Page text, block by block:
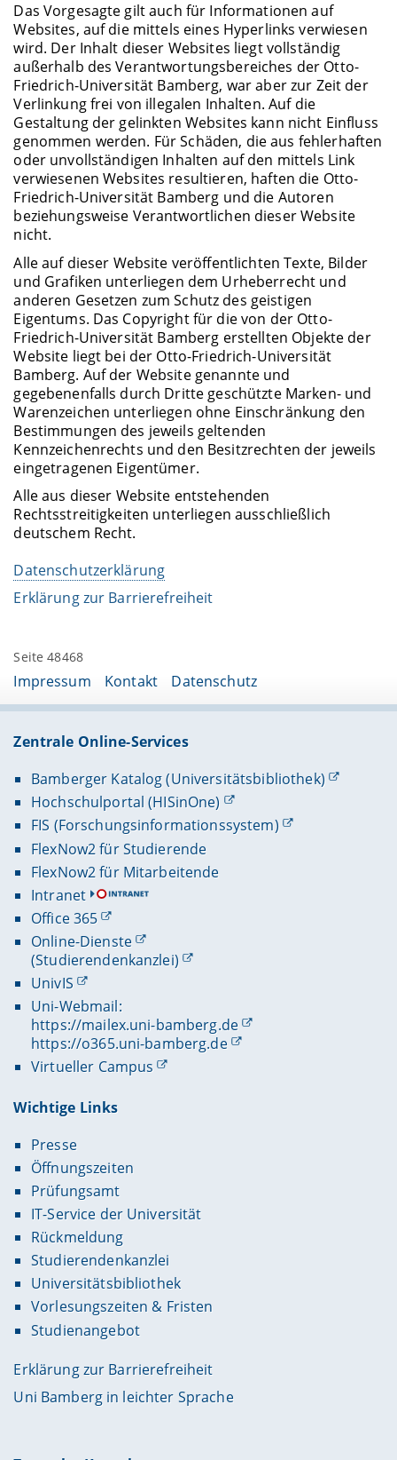
Das Vorgesagte gilt auch für Informationen auf
Websites, auf die mittels eines Hyperlinks verwiesen
wird. Der Inhalt dieser Websites liegt vollständig
außerhalb des Verantwortungsbereiches der Otto-
Friedrich-Universität Bamberg, war aber zur Zeit der
Verlinkung frei von illegalen Inhalten. Auf die
Gestaltung der gelinkten Websites kann nicht Einfluss
genommen werden. Für Schäden, die aus fehlerhaften
oder unvollständigen Inhalten auf den mittels Link
verwiesenen Websites resultieren, haften die Otto-
Friedrich-Universität Bamberg und die Autoren
beziehungsweise Verantwortlichen dieser Website
nicht.
Alle auf dieser Website veröffentlichten Texte, Bilder
und Grafiken unterliegen dem Urheberrecht und
anderen Gesetzen zum Schutz des geistigen
Eigentums. Das Copyright für die von der Otto-
Friedrich-Universität Bamberg erstellten Objekte der
Website liegt bei der Otto-Friedrich-Universität
Bamberg. Auf der Website genannte und
gegebenenfalls durch Dritte geschützte Marken- und
Warenzeichen unterliegen ohne Einschränkung den
Bestimmungen des jeweils geltenden
Kennzeichenrechts und den Besitzrechten der jeweils
eingetragenen Eigentümer.
Alle aus dieser Website entstehenden
Rechtsstreitigkeiten unterliegen ausschließlich
deutschem Recht.
Datenschutzerklärung
Erklärung zur Barrierefreiheit
Seite 48468
Impressum Kontakt Datenschutz
Zentrale Online-Services
Bamberger Katalog (Universitätsbibliothek)
Hochschulportal (HISinOne)
FIS (Forschungsinformationssystem)
FlexNow2 für Studierende
FlexNow2 für Mitarbeitende
Intranet
Office 365
Online-Dienste
(Studierendenkanzlei)
UnivIS
Uni-Webmail:
https://mailex.uni-bamberg.de
https://o365.uni-bamberg.de
Virtueller Campus
Wichtige Links
Presse
Öffnungszeiten
Prüfungsamt
IT-Service der Universität
Rückmeldung
Studierendenkanzlei
Universitätsbibliothek
Vorlesungszeiten & Fristen
Studienangebot
Erklärung zur Barrierefreiheit
Uni Bamberg in leichter Sprache